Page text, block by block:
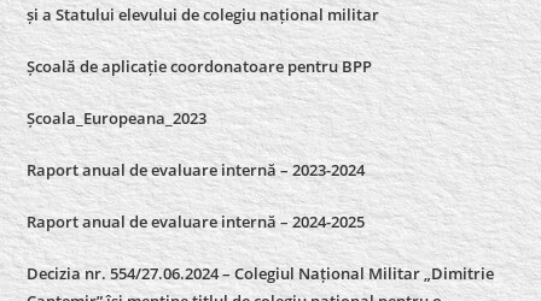
și a Statului elevului de colegiu național militar
Școală de aplicație coordonatoare pentru BPP
Școala_Europeana_2023
Raport anual de evaluare internă – 2023-2024
Raport anual de evaluare internă –2024-2025
Decizia nr. 554/27.06.2024 – Colegiul Național Militar „Dimitrie